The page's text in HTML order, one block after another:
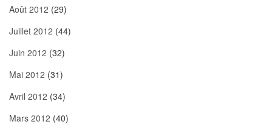
Août 2012 (29)
Juillet 2012 (44)
Juin 2012 (32)
Mai 2012 (31)
Avril 2012 (34)
Mars 2012 (40)